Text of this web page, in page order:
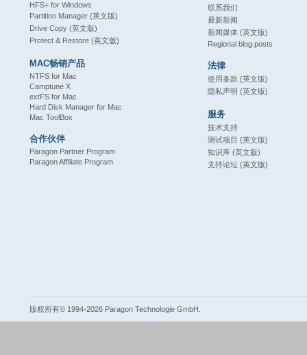
HFS+ for Windows
Partition Manager (英文版)
Drive Copy (英文版)
Protect & Restore (英文版)
MAC畅销产品
NTFS for Mac
Camptune X
extFS for Mac
Hard Disk Manager for Mac
Mac ToolBox
合作伙伴
Paragon Partner Program
Paragon Affiliate Program
联系我们
最新新闻
新闻媒体 (英文版)
Regional blog posts
法律
使用条款 (英文版)
隐私声明 (英文版)
服务
技术支持
测试项目 (英文版)
知识库 (英文版)
支持论坛 (英文版)
版权所有© 1994-2026 Paragon Technologie GmbH.